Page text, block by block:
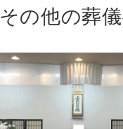
その他の葬